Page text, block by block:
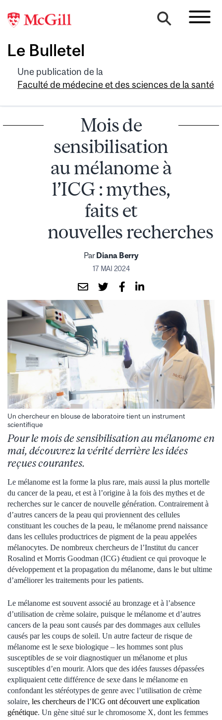
Le Bulletel
Une publication de la
Faculté de médecine et des sciences de la santé
Mois de
sensibilisation
au mélanome à
l’ICG : mythes,
faits et
nouvelles recherches
ParDiana Berry
17 MAI 2024
Un chercheur en blouse de laboratoire tient un instrument
scientifique
Pour le mois de sensibilisation au mélanome en
mai, découvrez la vérité derrière les idées
reçues courantes.
Le mélanome est la forme la plus rare, mais aussi la plus mortelle
du cancer de la peau, et est à l’origine à la fois des mythes et de
recherches sur le cancer de nouvelle génération. Contrairement à
d’autres cancers de la peau qui proviennent des cellules
constituant les couches de la peau, le mélanome prend naissance
dans les cellules productrices de pigment de la peau appelées
mélanocytes. De nombreux chercheurs de l’Institut du cancer
Rosalind et Morris Goodman (ICG) étudient ce qui provoque le
développement et la propagation du mélanome, dans le but ultime
d’améliorer les traitements pour les patients.
Le mélanome est souvent associé au bronzage et à l’absence
d’utilisation de crème solaire, puisque le mélanome et d’autres
cancers de la peau sont causés par des dommages aux cellules
causés par les coups de soleil. Un autre facteur de risque de
mélanome est le sexe biologique – les hommes sont plus
susceptibles de se voir diagnostiquer un mélanome et plus
susceptibles d’en mourir. Alors que des idées fausses dépassées
expliquaient cette différence de sexe dans le mélanome en
confondant les stéréotypes de genre avec l’utilisation de crème
solaire, les chercheurs de l’ICG ont découvert une explication
génétique. Un gène situé sur le chromosome X, dont les femmes